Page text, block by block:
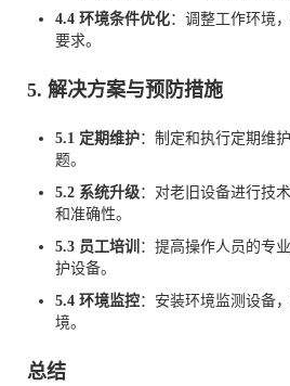
4.4 环境条件优化：调整工作环境
要求。
5. 解决方案与预防措施
5.1 定期维护：制定和执行定期维
题。
5.2 系统升级：对老旧设备进行技
和准确性。
5.3 员工培训 ：提高操作人员的专
护设备。
5.4 环境监控：安装环境监测设备
境。
总结